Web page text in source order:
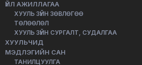
ҮЙЛ АЖИЛЛАГАА
ХУУЛЬ ЗҮЙН ЗӨВЛӨГӨӨ
ТӨЛӨӨЛӨЛ
ХУУЛЬ ЗҮЙН СУРГАЛТ, СУДАЛГАА
ХУУЛЬЧИД
МЭДЛЭГИЙН САН
ТАНИЛЦУУЛГА